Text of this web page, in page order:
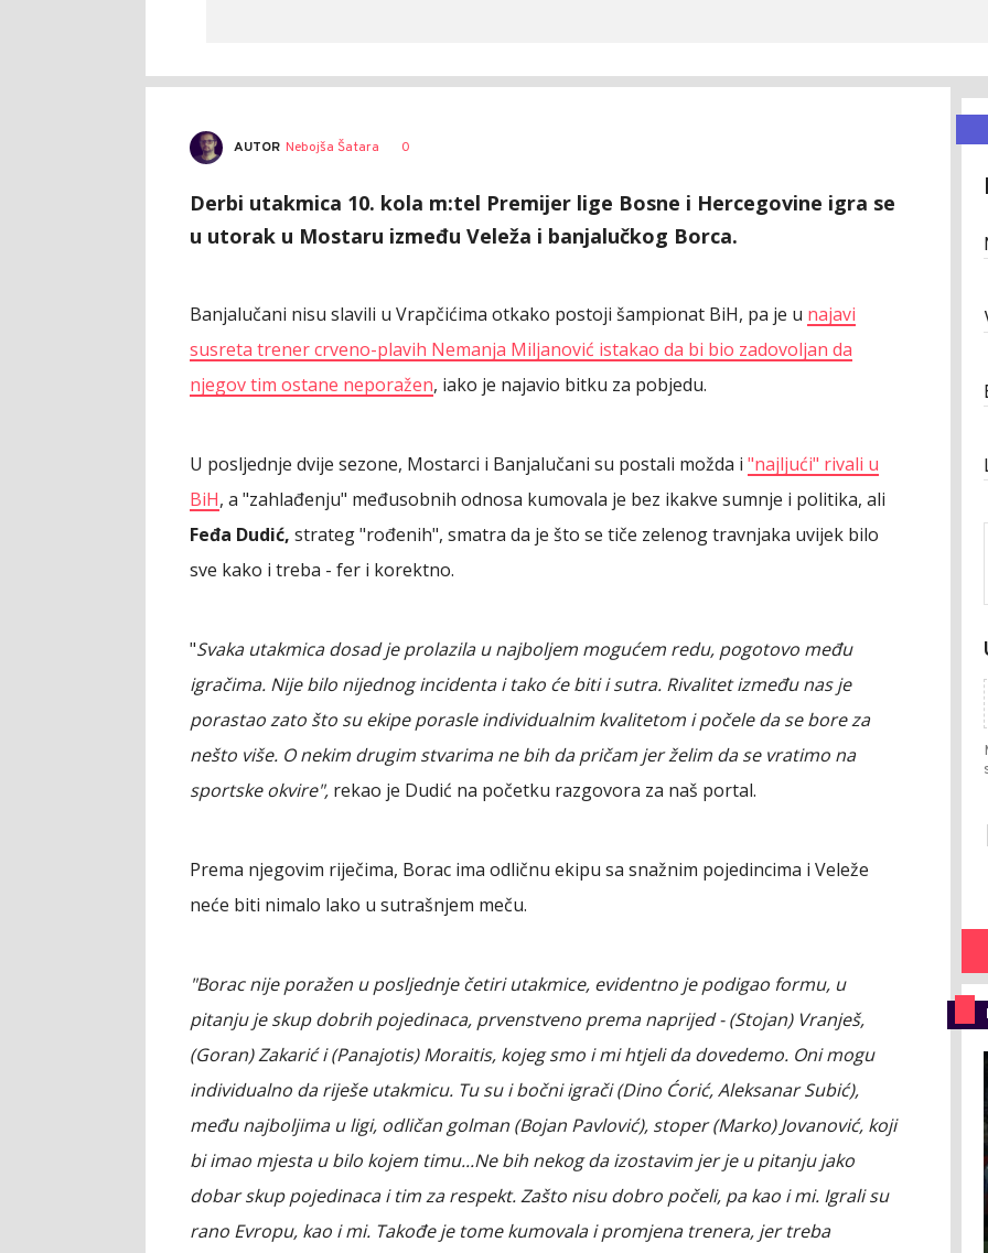
AUTOR Nebojša Šatara 0
Derbi utakmica 10. kola m:tel Premijer lige Bosne i Hercegovine igra se
u utorak u Mostaru između Veleža i banjalučkog Borca.
Banjalučani nisu slavili u Vrapčićima otkako postoji šampionat BiH, pa je u najavi
susreta trener crveno-plavih Nemanja Miljanović istakao da bi bio zadovoljan da
njegov tim ostane neporažen, iako je najavio bitku za pobjedu.
U posljednje dvije sezone, Mostarci i Banjalučani su postali možda i "najljući" rivali u
BiH, a "zahlađenju" međusobnih odnosa kumovala je bez ikakve sumnje i politika, ali
Feđa Dudić, strateg "rođenih", smatra da je što se tiče zelenog travnjaka uvijek bilo
sve kako i treba - fer i korektno.
"Svaka utakmica dosad je prolazila u najboljem mogućem redu, pogotovo među
igračima. Nije bilo nijednog incidenta i tako će biti i sutra. Rivalitet između nas je
porastao zato što su ekipe porasle individualnim kvalitetom i počele da se bore za
nešto više. O nekim drugim stvarima ne bih da pričam jer želim da se vratimo na
sportske okvire", rekao je Dudić na početku razgovora za naš portal.
Prema njegovim riječima, Borac ima odličnu ekipu sa snažnim pojedincima i Veleže
neće biti nimalo lako u sutrašnjem meču.
"Borac nije poražen u posljednje četiri utakmice, evidentno je podigao formu, u
pitanju je skup dobrih pojedinaca, prvenstveno prema naprijed - (Stojan) Vranješ,
(Goran) Zakarić i (Panajotis) Moraitis, kojeg smo i mi htjeli da dovedemo. Oni mogu
individualno da riješe utakmicu. Tu su i bočni igrači (Dino Ćorić, Aleksanar Subić),
među najboljima u ligi, odličan golman (Bojan Pavlović), stoper (Marko) Jovanović, koji
bi imao mjesta u bilo kojem timu...Ne bih nekog da izostavim jer je u pitanju jako
dobar skup pojedinaca i tim za respekt. Zašto nisu dobro počeli, pa kao i mi. Igrali su
rano Evropu, kao i mi. Takođe je tome kumovala i promjena trenera, jer treba